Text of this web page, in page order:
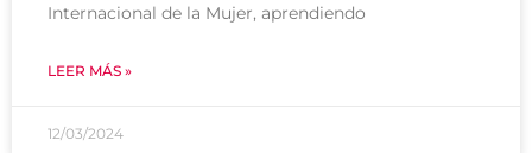
Internacional de la Mujer, aprendiendo
LEER MÁS »
12/03/2024